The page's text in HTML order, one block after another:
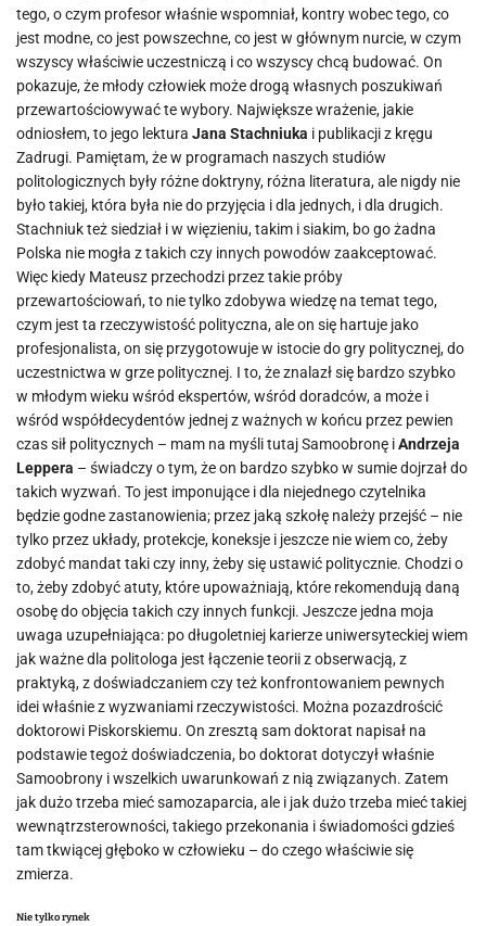
tego, o czym profesor właśnie wspomniał, kontry wobec tego, co
jest modne, co jest powszechne, co jest w głównym nurcie, w czym
wszyscy właściwie uczestniczą i co wszyscy chcą budować. On
pokazuje, że młody człowiek może drogą własnych poszukiwań
przewartościowywać te wybory. Największe wrażenie, jakie
odniosłem, to jego lektura Jana Stachniuka i publikacji z kręgu
Zadrugi. Pamiętam, że w programach naszych studiów
politologicznych były różne doktryny, różna literatura, ale nigdy nie
było takiej, która była nie do przyjęcia i dla jednych, i dla drugich.
Stachniuk też siedział i w więzieniu, takim i siakim, bo go żadna
Polska nie mogła z takich czy innych powodów zaakceptować.
Więc kiedy Mateusz przechodzi przez takie próby
przewartościowań, to nie tylko zdobywa wiedzę na temat tego,
czym jest ta rzeczywistość polityczna, ale on się hartuje jako
profesjonalista, on się przygotowuje w istocie do gry politycznej, do
uczestnictwa w grze politycznej. I to, że znalazł się bardzo szybko
w młodym wieku wśród ekspertów, wśród doradców, a może i
wśród współdecydentów jednej z ważnych w końcu przez pewien
czas sił politycznych – mam na myśli tutaj Samoobronę iAndrzeja
Leppera – świadczy o tym, że on bardzo szybko w sumie dojrzał do
takich wyzwań. To jest imponujące i dla niejednego czytelnika
będzie godne zastanowienia; przez jaką szkołę należy przejść – nie
tylko przez układy, protekcje, koneksje i jeszcze nie wiem co, żeby
zdobyć mandat taki czy inny, żeby się ustawić politycznie. Chodzi o
to, żeby zdobyć atuty, które upoważniają, które rekomendują daną
osobę do objęcia takich czy innych funkcji. Jeszcze jedna moja
uwaga uzupełniająca: po długoletniej karierze uniwersyteckiej wiem
jak ważne dla politologa jest łączenie teorii z obserwacją, z
praktyką, z doświadczaniem czy też konfrontowaniem pewnych
idei właśnie z wyzwaniami rzeczywistości. Można pozazdrościć
doktorowi Piskorskiemu. On zresztą sam doktorat napisał na
podstawie tegoż doświadczenia, bo doktorat dotyczył właśnie
Samoobrony i wszelkich uwarunkowań z nią związanych. Zatem
jak dużo trzeba mieć samozaparcia, ale i jak dużo trzeba mieć takiej
wewnątrzsterowności, takiego przekonania i świadomości gdzieś
tam tkwiącej głęboko w człowieku – do czego właściwie się
zmierza.
Nie tylko rynek